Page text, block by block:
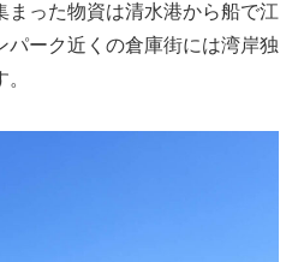
まった物資は清水港から船で江
パーク近くの倉庫街には湾岸独